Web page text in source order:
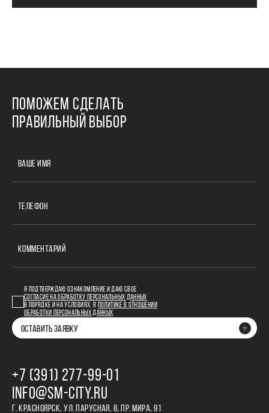
ПОМОЖЕМ СДЕЛАТЬ
ПРАВИЛЬНЫЙ ВЫБОР
ВАШЕ ИМЯ
ТЕЛЕФОН
КОММЕНТАРИЙ
Я ПОДТВЕРЖДАЮ ОЗНАКОМЛЕНИЕ И ДАЮ СВОЕ
СОГЛАСИЕ НА ОБРАБОТКУ ПЕРСОНАЛЬНЫХ ДАННЫХ
В ПОРЯДКЕ И НА УСЛОВИЯХ, В
ПОЛИТИКЕ В ОТНОШЕНИИ
ОБРАБОТКИ ПЕРСОНАЛЬНЫХ ДАННЫХ
ОСТАВИТЬ ЗАЯВКУ
+7 (391) 277‒99‒01
INFO@SM-CITY.RU
Г. КРАСНОЯРСК, УЛ. ПАРУСНАЯ, 8, ПР. МИРА, 91